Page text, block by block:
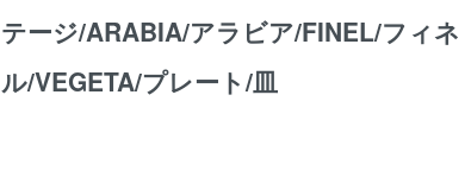
テージ/ARABIA/アラビア/FINEL/フィネ
ル/VEGETA/プレート/皿